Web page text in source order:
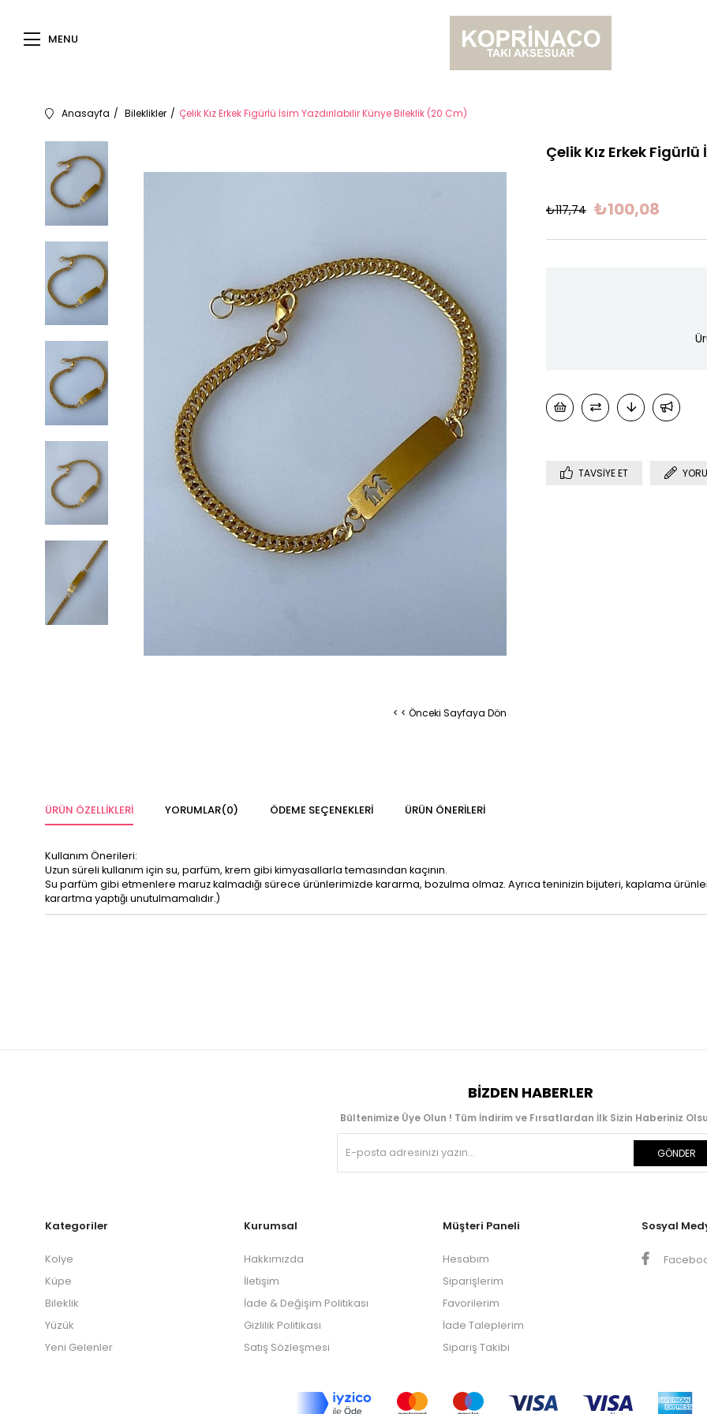
MENU
Anasayfa Bileklikler Çelik Kız Erkek Figürlü İsim Yazdırılabilir Künye Bileklik (20 Cm)
< < Önceki Sayfaya Dön
Çelik Kız Erkek
₺117,74 ₺100,08
TAVSIYE ET
ÜRÜN ÖZELLIKLERI YORUMLAR(0) ÖDEME SEÇENEKLERI ÜRÜN ÖNERILERI
Kullanım Önerileri:
Uzun süreli kullanım için su, parfüm, krem gibi kimyasallarla temasından kaçının.
Su parfüm gibi etmenlere maruz kalmadığı sürece ürünlerimizde kararma, bozulma olmaz. Ayrıca teninizin bijuteri, kaplama
karartma yaptığı unutulmamalıdır.)
BIZDEN HABERLER
Bültenimize Üye Olun ! Tüm İndirim ve Fırsatlardan İlk Sizin Haberiniz
GÖNDER
Kategoriler
Kolye
Küpe
Bileklik
Yüzük
Yeni Gelenler
Kurumsal
Hakkımızda
İletişim
İade & Değişim Politikası
Gizlilik Politikası
Satış Sözleşmesi
Müşteri Paneli
Hesabım
Siparişlerim
Favorilerim
İade Taleplerim
Sipariş Takibi
Sosyal